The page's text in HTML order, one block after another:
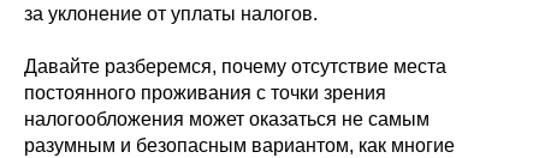
за уклонение от уплаты налогов.
Давайте разберемся, почему отсутствие места
постоянного проживания с точки зрения
налогообложения может оказаться не самым
разумным и безопасным вариантом, как многие